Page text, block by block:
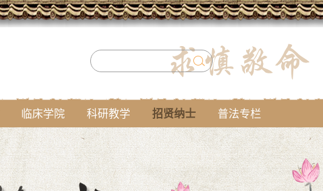
临床学院 科研教学 招贤纳士 普法专栏